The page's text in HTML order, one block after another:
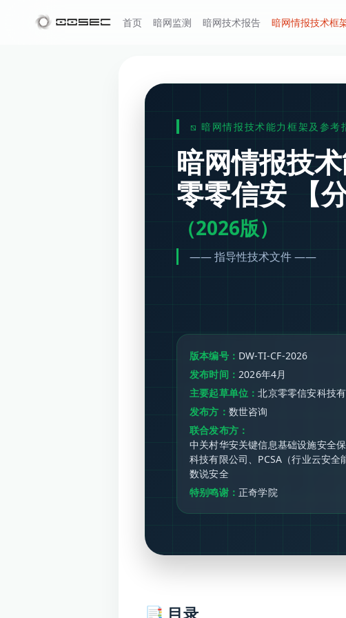
首页 暗网监测 暗网技术报告 暗网情报技术框
⧅ 暗网情报技术能力框架及参
暗网情报技
零零信安 【
（2026版）
—— 指导性技术文件 ——
版本编号： DW-TI-CF-2026
发布时间： 2026年4月
主要起草单位：北京零零信安科技
发布方： 数世咨询
联合发布方：
中关村华安关键信息基础设施安全
科技有限公司、PCSA（行业云安
数说安全
特别鸣谢： 正奇学院
📑 目录